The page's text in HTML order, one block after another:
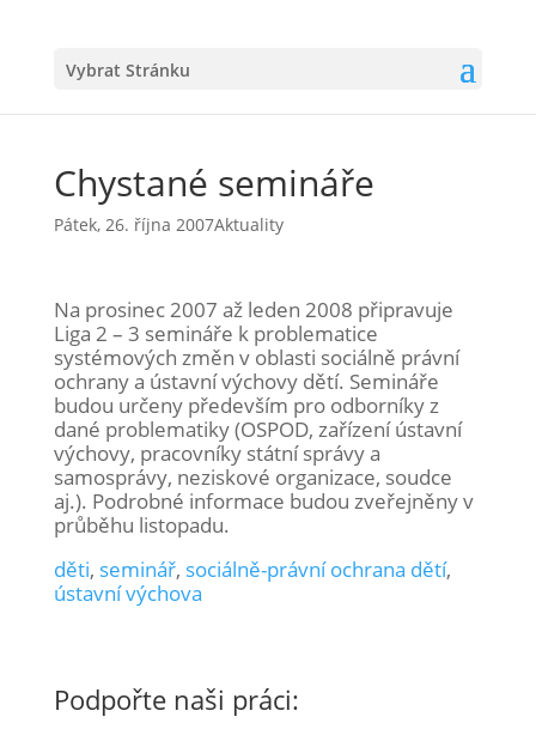
Vybrat Stránku
Chystané semináře
Pátek, 26. října 2007Aktuality
Na prosinec 2007 až leden 2008 připravuje
Liga 2 – 3 semináře k problematice
systémových změn v oblasti sociálně právní
ochrany a ústavní výchovy dětí. Semináře
budou určeny především pro odborníky z
dané problematiky (OSPOD, zařízení ústavní
výchovy, pracovníky státní správy a
samosprávy, neziskové organizace, soudce
aj.). Podrobné informace budou zveřejněny v
průběhu listopadu.
děti, seminář, sociálně-právní ochrana dětí,
ústavní výchova
Podpořte naši práci: